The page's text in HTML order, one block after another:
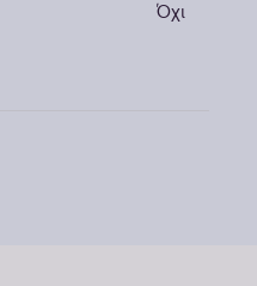
Όχι